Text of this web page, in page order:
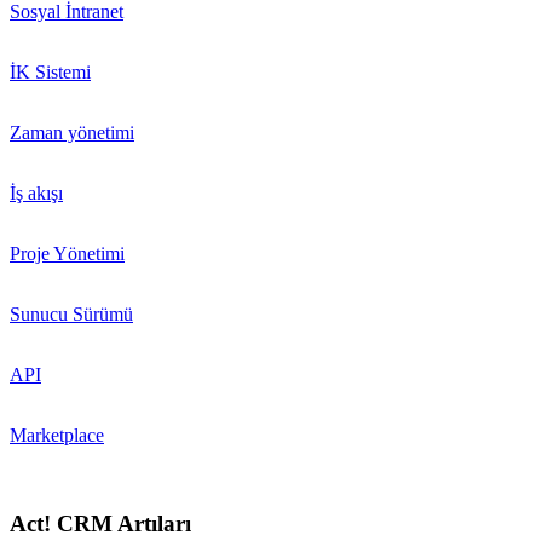
Sosyal İntranet
İK Sistemi
Zaman yönetimi
İş akışı
Proje Yönetimi
Sunucu Sürümü
API
Marketplace
Act! CRM Artıları